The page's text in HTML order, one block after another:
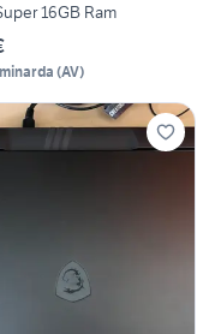
16GB Ram
(AV)